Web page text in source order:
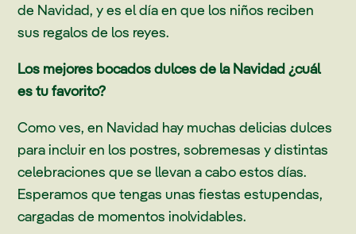
de Navidad, y es el día en que los niños reciben
sus regalos de los reyes.
Los mejores bocados dulces de la Navidad ¿cuál
es tu favorito?
Como ves, en Navidad hay muchas delicias dulces
para incluir en los postres, sobremesas y distintas
celebraciones que se llevan a cabo estos días.
Esperamos que tengas unas fiestas estupendas,
cargadas de momentos inolvidables.